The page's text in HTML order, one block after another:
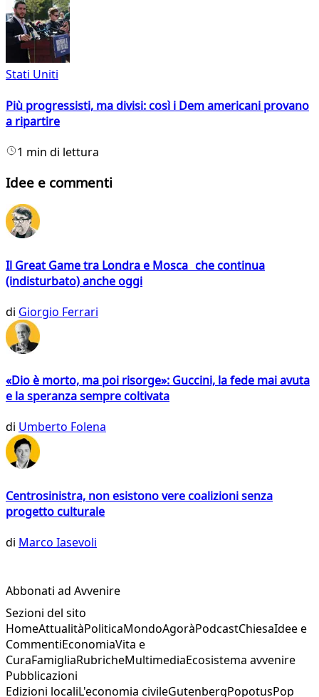
Stati Uniti
Più progressisti, ma divisi: così i Dem americani provano
a ripartire
1 min di lettura
Idee e commenti
Il Great Game tra Londra e Mosca che continua
(indisturbato) anche oggi
di Giorgio Ferrari
«Dio è morto, ma poi risorge»: Guccini, la fede mai avuta
e la speranza sempre coltivata
di Umberto Folena
Centrosinistra, non esistono vere coalizioni senza
progetto culturale
di Marco Iasevoli
Abbonati ad Avvenire
Sezioni del sito
HomeAttualitàPoliticaMondoAgoràPodcastChiesaIdee e
CommentiEconomiaVita e
CuraFamigliaRubricheMultimediaEcosistema avvenire
Pubblicazioni
Edizioni localiL'economia civileGutenbergPopotusPop